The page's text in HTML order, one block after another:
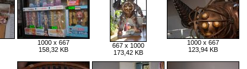
1000 x 667
158,32 KB
667 x 1000
173,42 KB
1000 x 667
123,94 KB